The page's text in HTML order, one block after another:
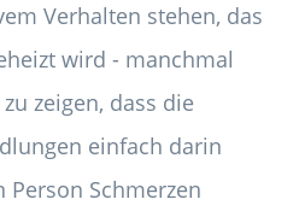
Verhalten stehen, das
wird - manchmal
zeigen, dass die
einfach darin
Schmerzen